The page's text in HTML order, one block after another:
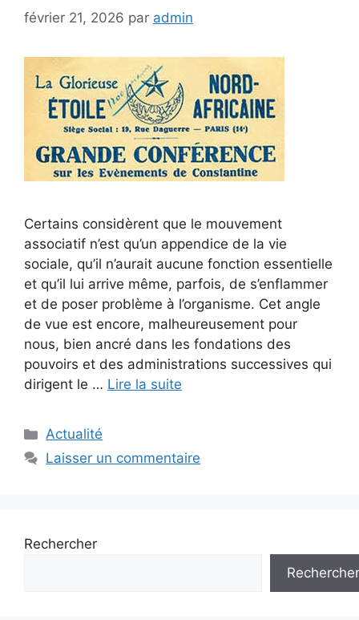
février 21, 2026 par admin
Certains considèrent que le mouvement
associatif n’est qu’un appendice de la vie
sociale, qu’il n’aurait aucune fonction essentielle
et qu’il lui arrive même, parfois, de s’enflammer
et de poser problème à l’organisme. Cet angle
de vue est encore, malheureusement pour
nous, bien ancré dans les fondations des
pouvoirs et des administrations successives qui
dirigent le … Lire la suite
Catégories
Actualité
Laisser un commentaire
Rechercher
Rechercher